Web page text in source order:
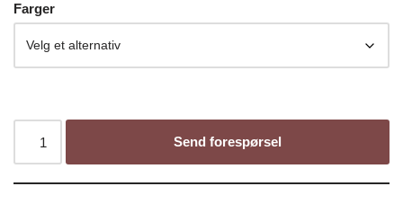
Farger
Send forespørsel